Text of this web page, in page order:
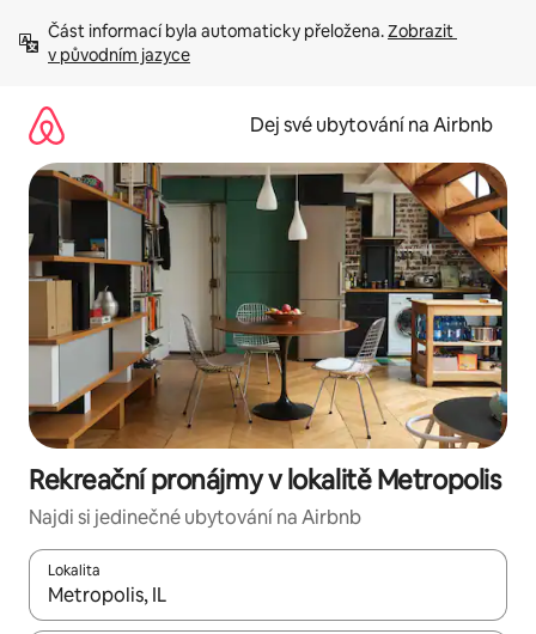
obsah
Část informací byla automaticky přeložena. Zobrazit
v původním jazyce
Dej své ubytování na Airbnb
Rekreační pronájmy v lokalitě Metropolis
Najdi si jedinečné ubytování na Airbnb
Lokalita
Až budou výsledky k dispozici, můžeš si je procházet pomocí